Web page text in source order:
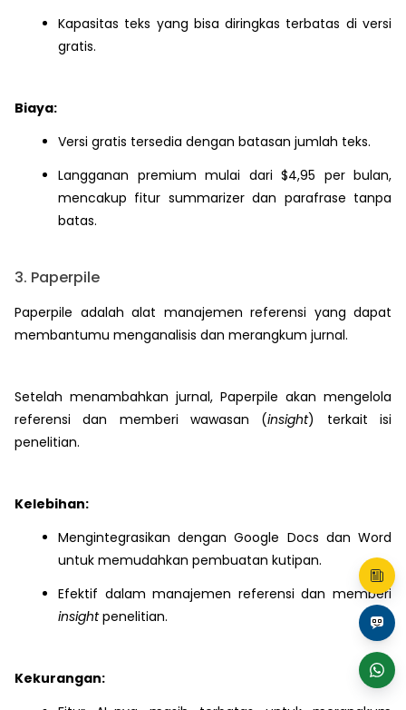
Kapasitas teks yang bisa diringkas terbatas di versi
gratis.
Biaya:
Versi gratis tersedia dengan batasan jumlah teks.
Langganan premium mulai dari $4,95 per bulan,
mencakup fitur summarizer dan parafrase tanpa
batas.
3. Paperpile
Paperpile adalah alat manajemen referensi yang dapat
membantumu menganalisis dan merangkum jurnal.
Setelah menambahkan jurnal, Paperpile akan mengelola
referensi dan memberi wawasan (insight) terkait isi
penelitian.
Kelebihan:
Mengintegrasikan dengan Google Docs dan Word
untuk memudahkan pembuatan kutipan.
Efektif dalam manajemen referensi dan memberi
insightpenelitian.
Kekurangan: